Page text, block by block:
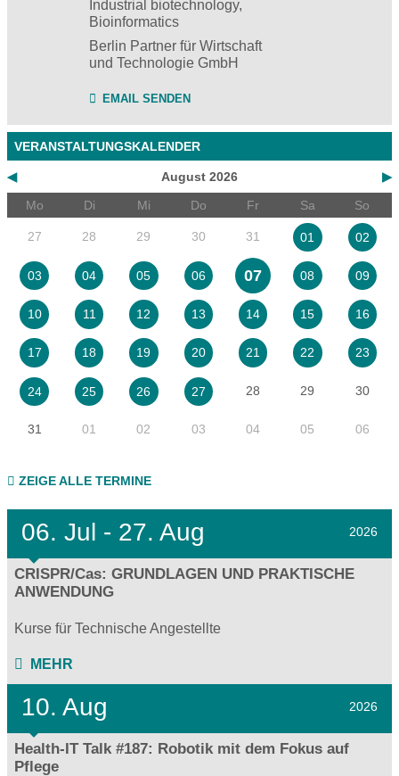
Industrial biotechnology,
Bioinformatics
Berlin Partner für Wirtschaft
und Technologie GmbH
EMAIL SENDEN
VERANSTALTUNGSKALENDER
◀ ▶
August 2026
Mo
Di Mi Do Fr Sa So
27 28 29 30 31 01 02
03 04 05 06 07 08 09
10 11 12 13 14 15 16
17 18 19 20 21 22 23
24 25 26 27 28 29 30
31 01 02 03 04 05 06
ZEIGE ALLE TERMINE
06. Jul - 27. Aug 2026
CRISPR/Cas: GRUNDLAGEN UND PRAKTISCHE
ANWENDUNG
Kurse für Technische Angestellte
MEHR
10. Aug 2026
Health-IT Talk #187: Robotik mit dem Fokus auf
Pflege